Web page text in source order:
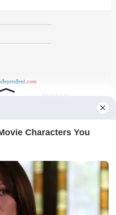
SOCIAL
Instagram
RSS
BERKAH MULTIMEDIA